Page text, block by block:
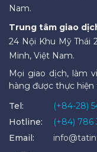
Nam.
Trung tâm giao
24 Nội Khu Mỹ Thái
Minh, Việt Nam.
Mọi giao dịch, làm
hàng được thực hiện
Tel:
(+84-28)
Hotline:
(+84) 786
Email: